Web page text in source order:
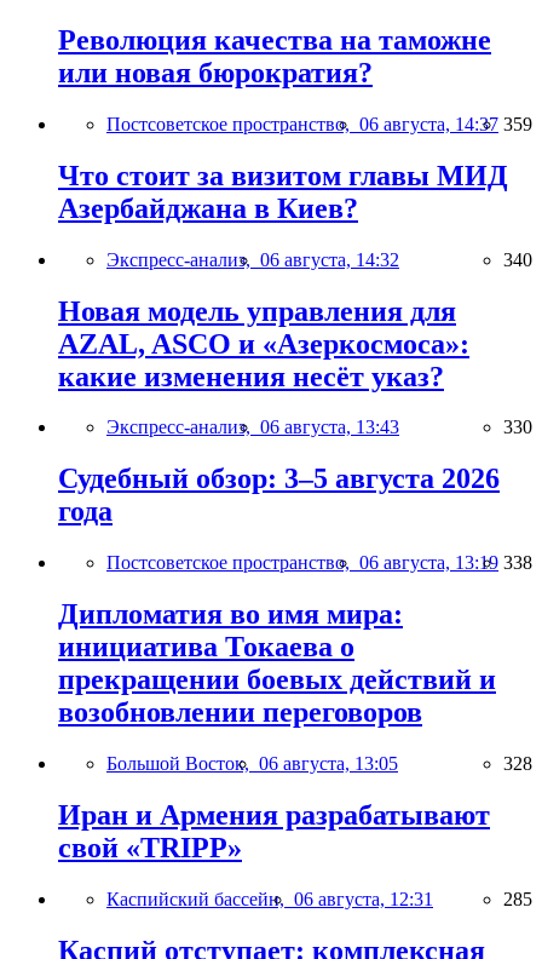
Революция качества на таможне
или новая бюрократия?
Постсоветское пространство, 06 августа, 14:37 359
Что стоит за визитом главы МИД
Азербайджана в Киев?
Экспресс-анализ, 06 августа, 14:32 340
Новая модель управления для
AZAL, ASCO и «Азеркосмоса»:
какие изменения несёт указ?
Экспресс-анализ, 06 августа, 13:43 330
Судебный обзор: 3–5 августа 2026
года
Постсоветское пространство, 06 августа, 13:19 338
Дипломатия во имя мира:
инициатива Токаева о
прекращении боевых действий и
возобновлении переговоров
Большой Восток, 06 августа, 13:05 328
Иран и Армения разрабатывают
свой «TRIPP»
Каспийский бассейн, 06 августа, 12:31 285
Каспий отступает: комплексная